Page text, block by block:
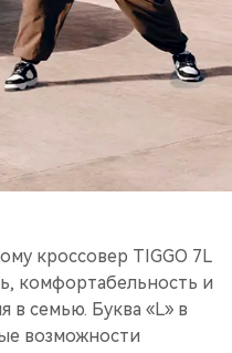
кроссовер TIGGO 7L
комфортабельность и
семью. Буква «L» в
возможности